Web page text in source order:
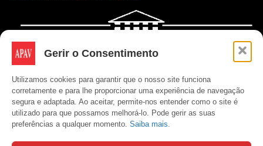
Gerir o Consentimento
Utilizamos cookies para garantir que o nosso site funciona
corretamente e para lhe proporcionar uma experiência de navegação
segura e adaptada. Ao aceitar, permite-nos entender como o site é
utilizado para que possamos melhorá-lo. Pode gerir as suas
preferências a qualquer momento. Saiba mais.